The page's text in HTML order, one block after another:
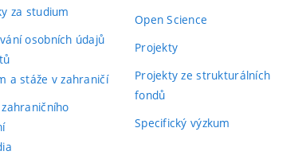
za studium
osobních údajů
a stáže v zahraničí
Open Science
Projekty
Projekty ze strukturálních
fondů
Specifický výzkum